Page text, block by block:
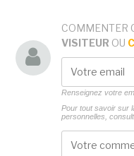
COMMENTER
VISITEUR OU
Renseignez votre
Pour tout savoir sur
personnelles,